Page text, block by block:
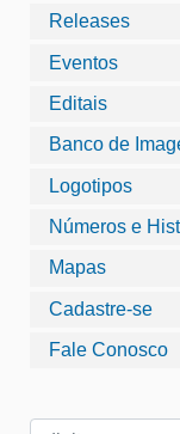
Releases
Eventos
Editais
Banco de
Logotipos
Números e
Mapas
Cadastre-se
Fale Conosco